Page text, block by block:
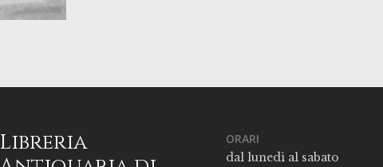
Libreria
ORARI
dal lunedì al sabato